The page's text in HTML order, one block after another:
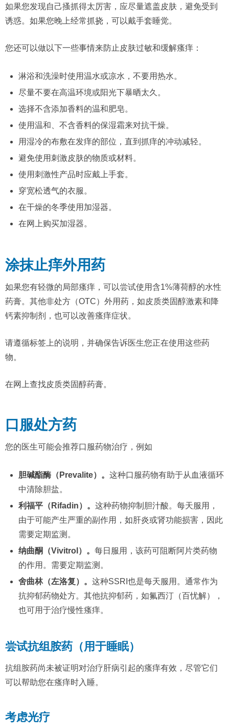
如果您发现自己搔抓得太厉害，应尽量遮盖皮肤，避免受到
诱惑。如果您晚上经常抓挠，可以戴手套睡觉。
您还可以做以下一些事情来防止皮肤过敏和缓解瘙痒：
淋浴和洗澡时使用温水或凉水，不要用热水。
尽量不要在高温环境或阳光下暴晒太久。
选择不含添加香料的温和肥皂。
使用温和、不含香料的保湿霜来对抗干燥。
用湿冷的布敷在发痒的部位，直到抓痒的冲动减轻。
避免使用刺激皮肤的物质或材料。
使用刺激性产品时应戴上手套。
穿宽松透气的衣服。
在干燥的冬季使用加湿器。
在网上购买加湿器。
涂抹止痒外用药
如果您有轻微的局部瘙痒，可以尝试使用含1%薄荷醇的水性
药膏。其他非处方（OTC）外用药，如皮质类固醇激素和降
钙素抑制剂，也可以改善瘙痒症状。
请遵循标签上的说明，并确保告诉医生您正在使用这些药
物。
在网上查找皮质类固醇药膏。
口服处方药
您的医生可能会推荐口服药物治疗，例如
胆碱酯酶（Prevalite）。 这种口服药物有助于从血液循环
中清除胆盐。
利福平（Rifadin）。 这种药物抑制胆汁酸。每天服用，
由于可能产生严重的副作用，如肝炎或肾功能损害，因此
需要定期监测。
纳曲酮（Vivitrol）。 每日服用，该药可阻断阿片类药物
的作用。需要定期监测。
舍曲林（左洛复）。 这种SSRI也是每天服用。通常作为
抗抑郁药物处方。其他抗抑郁药，如氟西汀（百忧解），
也可用于治疗慢性瘙痒。
尝试抗组胺药（用于睡眠）
抗组胺药尚未被证明对治疗肝病引起的瘙痒有效，尽管它们
可以帮助您在瘙痒时入睡。
考虑光疗